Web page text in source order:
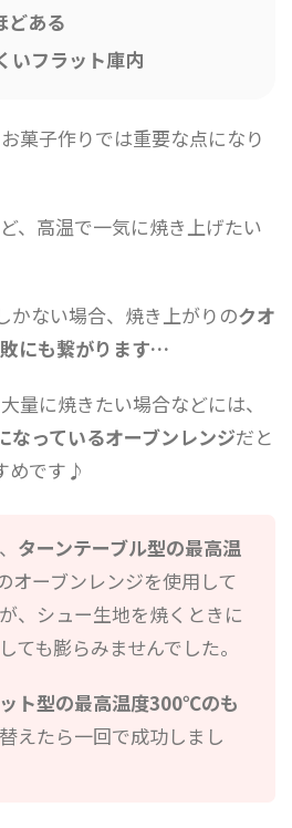
どある
いフラット庫内
菓子作りでは重要な点になり
、高温で一気に焼き上げたい
ない場合、焼き上がりのクオ
にも繋がります…
量に焼きたい場合などには、
なっているオーブンレンジだと
めです♪
ターンテーブル型の最高温
オーブンレンジを使用して
、シュー生地を焼くときに
ても膨らみませんでした。
ト型の最高温度300℃のも
えたら一回で成功しまし